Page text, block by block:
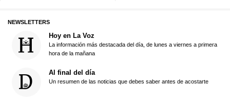
NEWSLETTERS
Hoy en La Voz
La información más destacada del día, de lunes a viernes a primera
hora de la mañana
Al final del día
Un resumen de las noticias que debes saber antes de acostarte